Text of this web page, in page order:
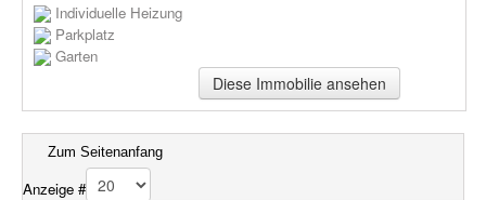
Individuelle Heizung
Parkplatz
Garten
Diese Immobilie ansehen
Zum Seitenanfang
Anzeige #